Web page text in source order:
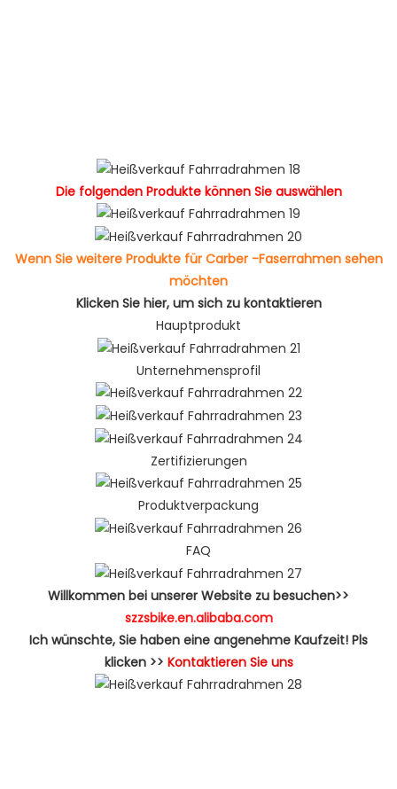
Die folgenden Produkte können Sie auswählen
Wenn Sie weitere Produkte für Carber -Faserrahmen sehen
möchten
Klicken Sie hier, um sich zu kontaktieren
Hauptprodukt
Unternehmensprofil
Zertifizierungen
Produktverpackung
FAQ
Willkommen bei unserer Website zu besuchen>>
szzsbike.en.alibaba.com
Ich wünschte, Sie haben eine angenehme Kaufzeit! Pls
klicken >> Kontaktieren Sie uns